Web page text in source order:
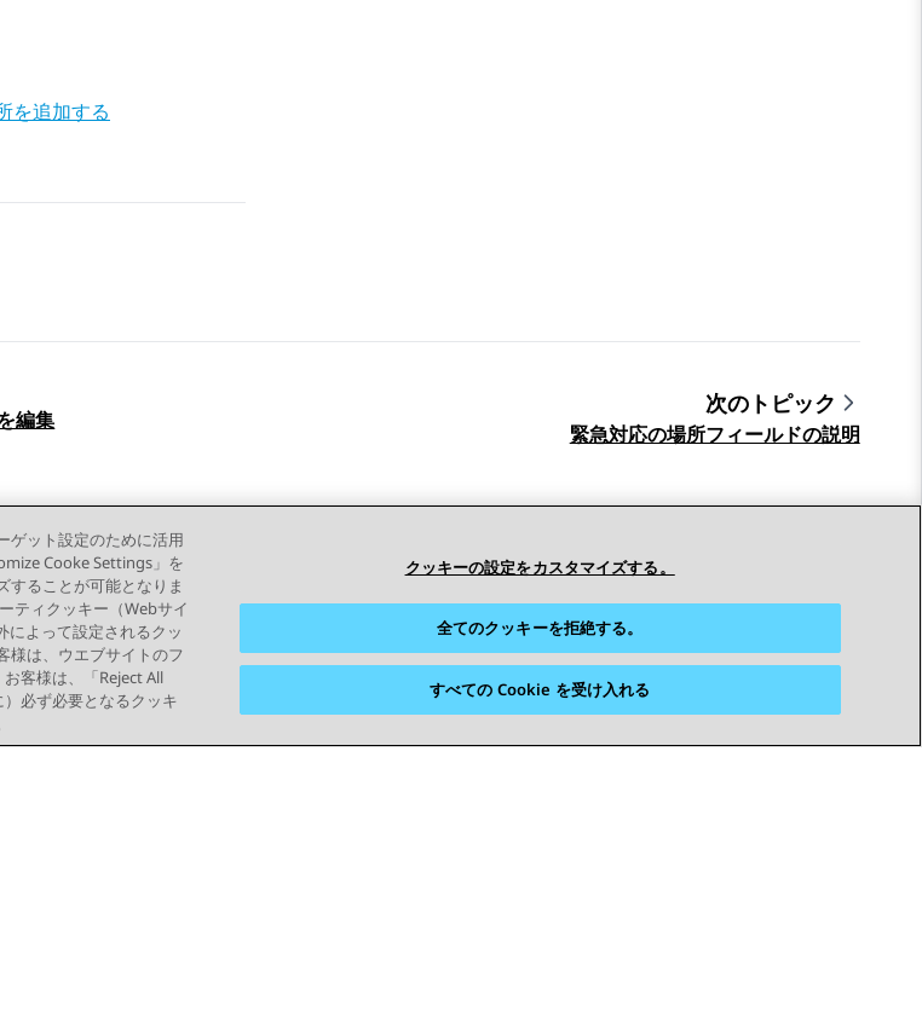
を追加する
ョン
編集
次のトピック
緊急対応の場所フィールドの説明
ゲット設定のために活用
Cooke Settings」を
することが可能となりま
ティクッキー（Webサイ
によって設定されるクッ
様は、ウエブサイトのフ
客様は、「Reject All
必ず必要となるクッキ
クッキーの設定をカスタマイズする。
全てのクッキーを拒絶する。
すべての Cookie を受け入れる